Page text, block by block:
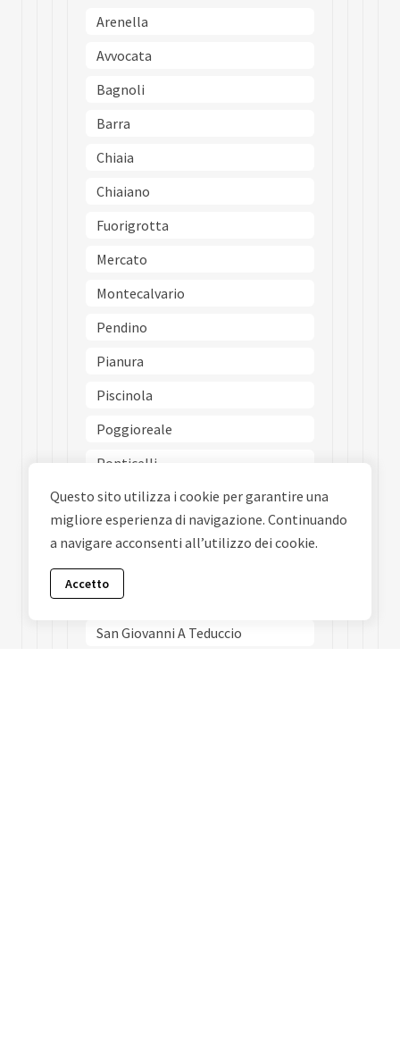
Arenella
Avvocata
Bagnoli
Barra
Chiaia
Chiaiano
Fuorigrotta
Mercato
Montecalvario
Pendino
Pianura
Piscinola
Poggioreale
Ponticelli
Porto
Posillipo
San Carlo Allarena
San Ferdinando
San Giovanni A Teduccio
Questo sito utilizza i cookie per garantire una
migliore esperienza di navigazione. Continuando
a navigare acconsenti all’utilizzo dei cookie.
Accetto